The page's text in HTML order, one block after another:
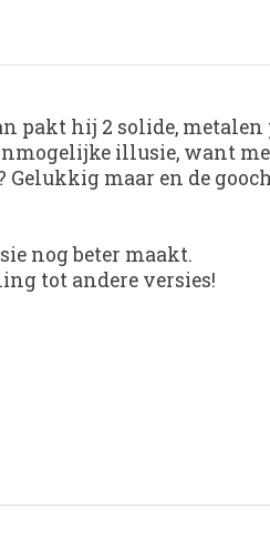
pakt hij 2 solide,
illusie, want
Gelukkig maar en de
nog beter maakt.
tot andere versies!